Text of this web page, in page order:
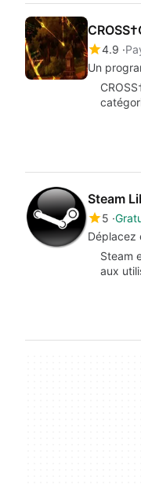
4.9
Un
Steam
5
Déplacez
Steam
aux